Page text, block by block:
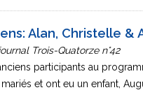
Alan, Christelle &
Trois-Quatorze n°42
participants au
et ont eu un enfant,